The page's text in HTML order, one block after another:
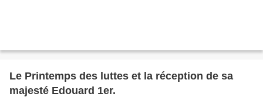
Le Printemps des luttes et la réception de sa
majesté Edouard 1er.